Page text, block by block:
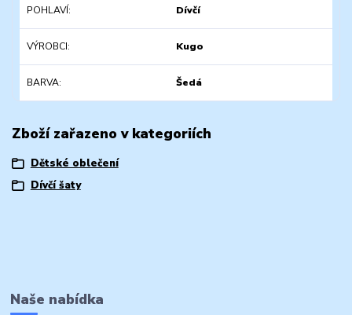
POHLAVÍ Dívčí
VÝROBCI Kugo
BARVA Šedá
Zboží zařazeno v kategoriích
Dětské oblečení
Dívčí šaty
Naše nabídka